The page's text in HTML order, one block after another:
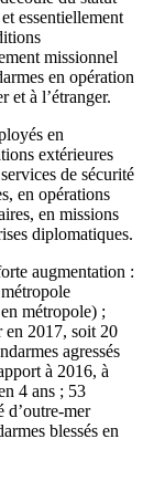
essentiellement
missionnel
en opération
et à l’étranger.
en
extérieures
de sécurité
en opérations
en missions
diplomatiques.
augmentation :
métropole) ;
en 2017, soit 20
agressés
à 2016, à
4 ans ; 53
d’outre-mer
blessés en